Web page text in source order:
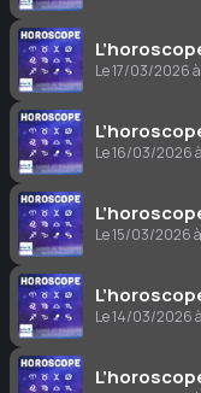
Le 17/03/2026
Le 16/03/2026
Le 15/03/2026
Le 14/03/2026